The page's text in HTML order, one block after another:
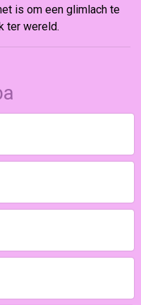
is om een glimlach te
ter wereld.